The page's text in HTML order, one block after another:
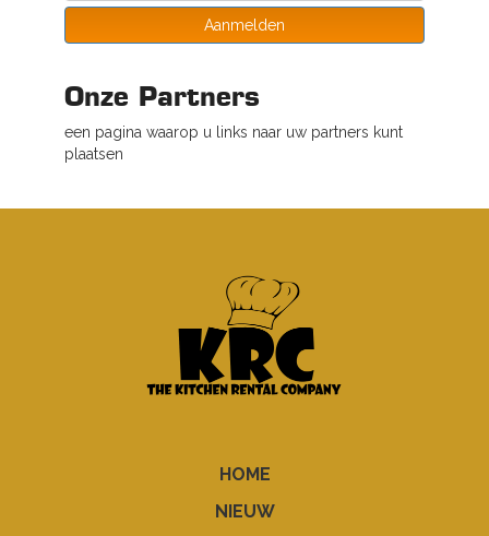
Aanmelden
Onze Partners
een pagina waarop u links naar uw partners kunt
plaatsen
HOME
NIEUW